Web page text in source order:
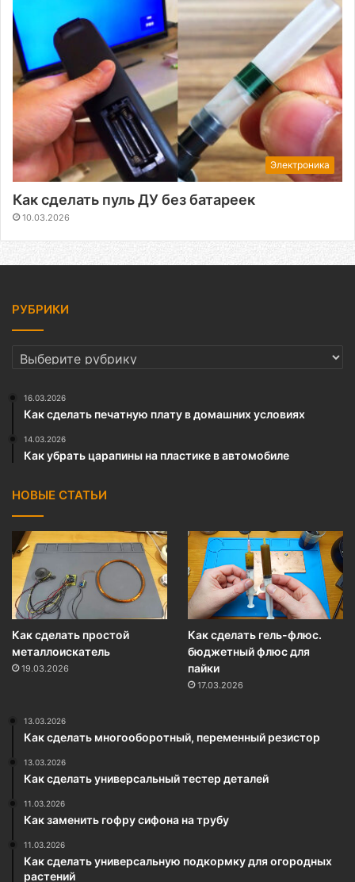
Электроника
Как сделать пуль ДУ без батареек
10.03.2026
РУБРИКИ
РУБРИКИ
16.03.2026
Как сделать печатную плату в домашних условиях
14.03.2026
Как убрать царапины на пластике в автомобиле
НОВЫЕ СТАТЬИ
Как сделать простой
металлоискатель
19.03.2026
Как сделать гель-флюс.
бюджетный флюс для
пайки
17.03.2026
13.03.2026
Как сделать многооборотный, переменный резистор
13.03.2026
Как сделать универсальный тестер деталей
11.03.2026
Как заменить гофру сифона на трубу
11.03.2026
Как сделать универсальную подкормку для огородных
растений